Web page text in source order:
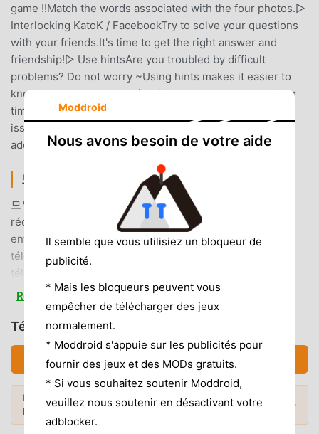
game !!Match the words associated with the four photos.▷
Interlocking KatoK / FacebookTry to solve your questions
with your friends.It's time to get the right answer and
friendship!▷ Use hintsAre you troubled by difficult
problems? Do not worry ~Using hints makes it easier to
know the correct answer.▷ Hint energy auto chargeOver
time, the energy fills up on its own.▷ Update new
issuesVarious and interesting problems are constantly
added.
모두의 퀴즈 INTRODUCTION
모두의 퀴즈 En tant que jeu educational très populaire
récemment, il a gagné beaucoup de fans dans le monde
entier qui aiment les jeux educational. Si vous souhaitez
télécharger ce jeu, en tant que plus grand site de
téléchargement de jeux gratuits mod apk au monde -
moddroid est votre meilleur choix. moddroid vous fournit
non seulement la dernière version de 모두의 퀴즈 2.12
gratuitement, mais fournit également Freemod
gratuitement, vous aidant à enregistrer la tâche mécanique
répétitive dans le jeu, afin que vous puissiez vous
concentrer profiter de la joie apportée par le jeu lui-même.
moddroid promet que tout mod 모두의 퀴즈 ne facturera
aucun frais aux joueurs, et il est 100% sûr, disponible et
gratuit à installer. Téléchargez simplement le client
Read more
Télécharger 모두의 퀴즈 (MOD, Débloqué)
Télécharger APK (16.48MB)
Envie de plus ? Découvrez les mod APK
les plus populaires
Mods populaires →
Moddroid
Nous avons besoin de votre aide
Il semble que vous utilisiez un bloqueur de
publicité.
* Mais les bloqueurs peuvent vous
empêcher de télécharger des jeux
normalement.
* Moddroid s'appuie sur les publicités pour
fournir des jeux et des MODs gratuits.
* Si vous souhaitez soutenir Moddroid,
veuillez nous soutenir en désactivant votre
adblocker.